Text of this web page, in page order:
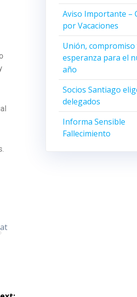
Aviso Importante –
por Vacaciones
Unión, compromiso
esperanza para el
año
Socios Santiago
delegados
Informa Sensible
Fallecimiento